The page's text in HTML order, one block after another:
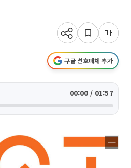
구글 선호매체 추가
00:00 / 01:57